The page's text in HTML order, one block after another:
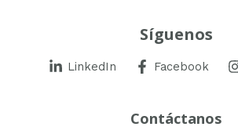
Síguenos
LinkedIn Facebook
Contáctanos